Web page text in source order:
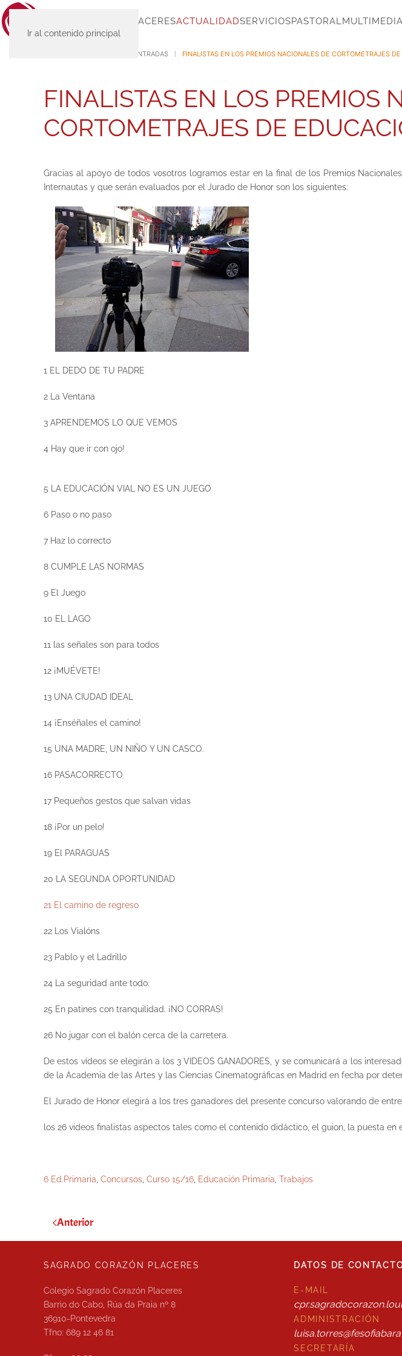
Ir al contenido principal
SC-PLACERESACTUALIDADSERVICIOSPASTORAL MULTIMEDIA
ENTRADAS FINALISTAS EN LOS PREMIOS NACIONALES DE CORTOMETRAJES
FINALISTAS EN LOS PREMIOS
CORTOMETRAJES DE
Gracias al apoyo de todos vosotros logramos estar en la final de los Premios
Internautas y que serán evaluados por el Jurado de Honor son los siguientes:
1 EL DEDO DE TU PADRE
2 La Ventana
3 APRENDEMOS LO QUE VEMOS
4 Hay que ir con ojo!
5 LA EDUCACIÓN VIAL NO ES UN JUEGO
6 Paso o no paso
7 Haz lo correcto
8 CUMPLE LAS NORMAS
9 El Juego
10 EL LAGO
11 las señales son para todos
12 ¡MUÉVETE!
13 UNA CIUDAD IDEAL
14 ¡Enséñales el camino!
15 UNA MADRE, UN NIÑO Y UN CASCO.
16 PASACORRECTO
17 Pequeños gestos que salvan vidas
18 ¡Por un pelo!
19 El PARAGUAS
20 LA SEGUNDA OPORTUNIDAD
21 El camino de regreso
22 Los Vialóns
23 Pablo y el Ladrillo
24 La seguridad ante todo.
25 En patines con tranquilidad. ¡NO CORRAS!
26 No jugar con el balón cerca de la carretera.
De estos vídeos se elegirán a los 3 VIDEOS GANADORES, y se comunicará a los
de la Academia de las Artes y las Ciencias Cinematográficas en Madrid en fecha por
El Jurado de Honor elegirá a los tres ganadores del presente concurso valorando de entre
los 26 videos finalistas aspectos tales como el contenido didáctico, el guion, la puesta en
6 Ed.Primaria Concursos Curso 15/16 Educación Primaria Trabajos
Anterior
SAGRADO CORAZÓN PLACERES
Colegio Sagrado Corazón Placeres
Barrio do Cabo, Rúa da Praia nº 8
36910-Pontevedra
Tfno: 689 12 46 81
DATOS DE
E-MAIL
ADMINISTRACIÓN
SECRETARÍA